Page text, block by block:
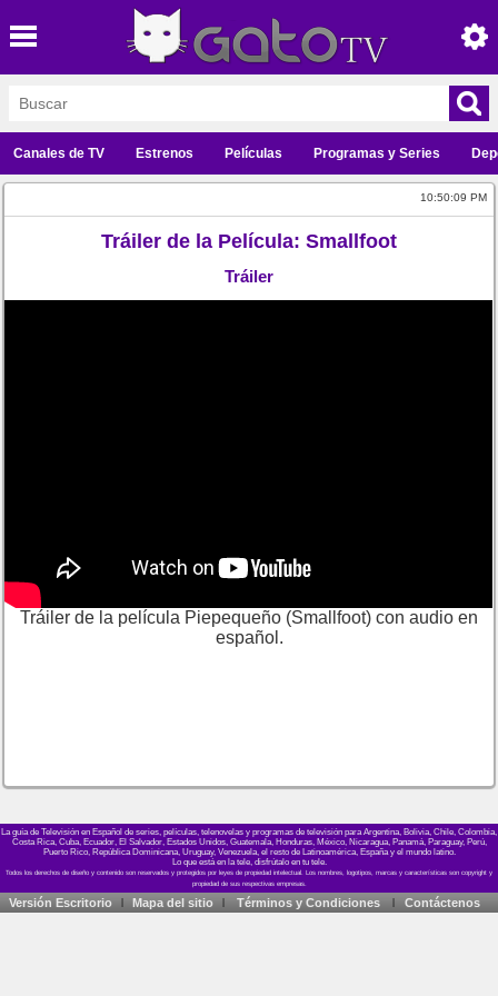
Canales de TV Estrenos Películas Programas y Series
10:50:09 PM
Tráiler de la Película: Smallfoot
Tráiler
Tráiler de la película Piepequeño (Smallfoot) con audio en
español.
La guía de Televisión en Español de series, películas, telenovelas y programas de televisión para Argentina, Bolivia, Chile, Colombia,
Costa Rica, Cuba, Ecuador, El Salvador, Estados Unidos, Guatemala, Honduras, México, Nicaragua, Panamá, Paraguay, Perú,
Puerto Rico, República Dominicana, Uruguay, Venezuela, el resto de Latinoamérica, España y el mundo latino.
Lo que está en la tele, disfrútalo en tu tele.
Versión Escritorio Mapa del sitio Términos y Condiciones Contáctenos